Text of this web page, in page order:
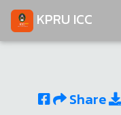
KPRU ICC
Share